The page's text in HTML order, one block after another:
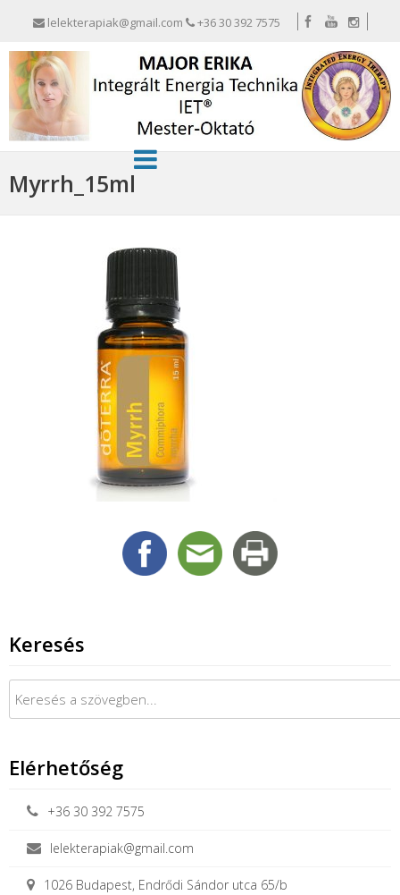
lelekterapiak@gmail.com +36 30 392 7575
Myrrh_15ml
Keresés
Keresés:
Elérhetőség
+36 30 392 7575
lelekterapiak@gmail.com
1026 Budapest, Endrődi Sándor utca 65/b